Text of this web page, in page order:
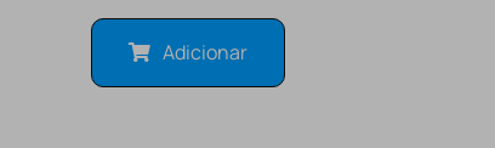
Adicionar